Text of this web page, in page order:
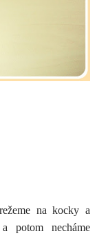
na kocky a
potom necháme